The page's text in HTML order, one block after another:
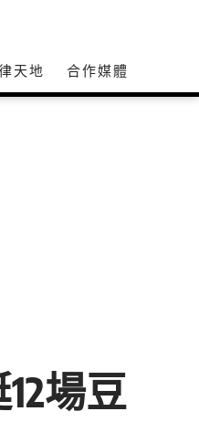
天地 合作媒體
場豆